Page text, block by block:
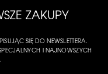
ZAKUPY
SIĘ DO NEWSLETTERA.
I NAJNOWSZYCH